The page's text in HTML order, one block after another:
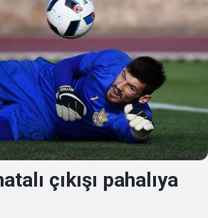
çıkışı pahalıya